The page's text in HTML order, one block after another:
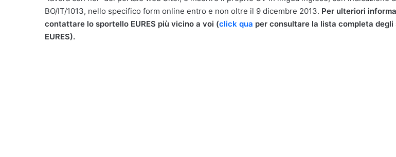
BO/IT/1013, nello specifico form online entro e non oltre il 9 dicembre 2013. Per ulteriori
contattare lo sportello EURES più vicino a voi (click qua per consultare la lista completa degli
EURES).